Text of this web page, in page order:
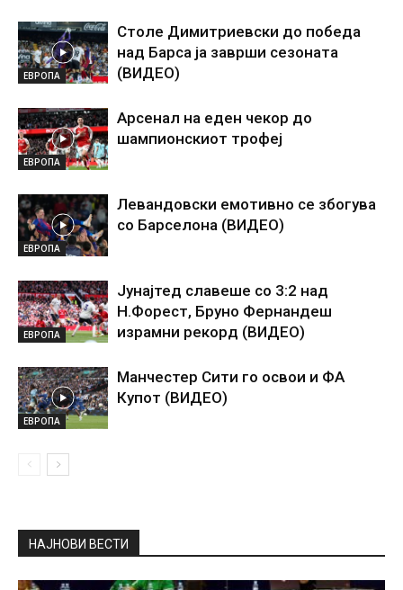
ЕВРОПА
Столе Димитриевски до победа
над Барса ја заврши сезоната
(ВИДЕО)
ЕВРОПА
Арсенал на еден чекор до
шампионскиот трофеј
ЕВРОПА
Левандовски емотивно се збогува
со Барселона (ВИДЕО)
ЕВРОПА
Јунајтед славеше со 3:2 над
Н.Форест, Бруно Фернандеш
израмни рекорд (ВИДЕО)
ЕВРОПА
Манчестер Сити го освои и ФА
Купот (ВИДЕО)
НАЈНОВИ ВЕСТИ